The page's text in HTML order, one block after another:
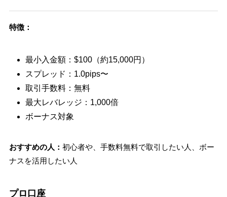
特徴：
最小入金額：$100（約15,000円）
スプレッド：1.0pips〜
取引手数料：無料
最大レバレッジ：1,000倍
ボーナス対象
おすすめの人： 初心者や、手数料無料で取引したい人、ボー
ナスを活用したい人
プロ口座